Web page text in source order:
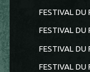
FESTIVAL DU
FESTIVAL DU
FESTIVAL DU
FESTIVAL DU